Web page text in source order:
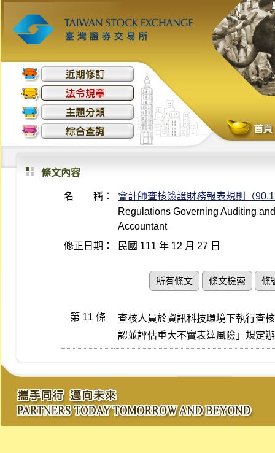
條文內容
名 稱：
會計師查核簽證財務報表規則（
Regulations Governing Auditing
Accountant
修正日期：
民國 111 年 12 月 27 日
所有條文 條文檢索 條
第 11 條
查核人員於資訊科技環境下執行查
認並評估重大不實表達風險」規定